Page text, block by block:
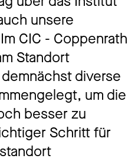
unsere
CIC - Coppenrath
Standort
diverse
um die
besser zu
Schritt für